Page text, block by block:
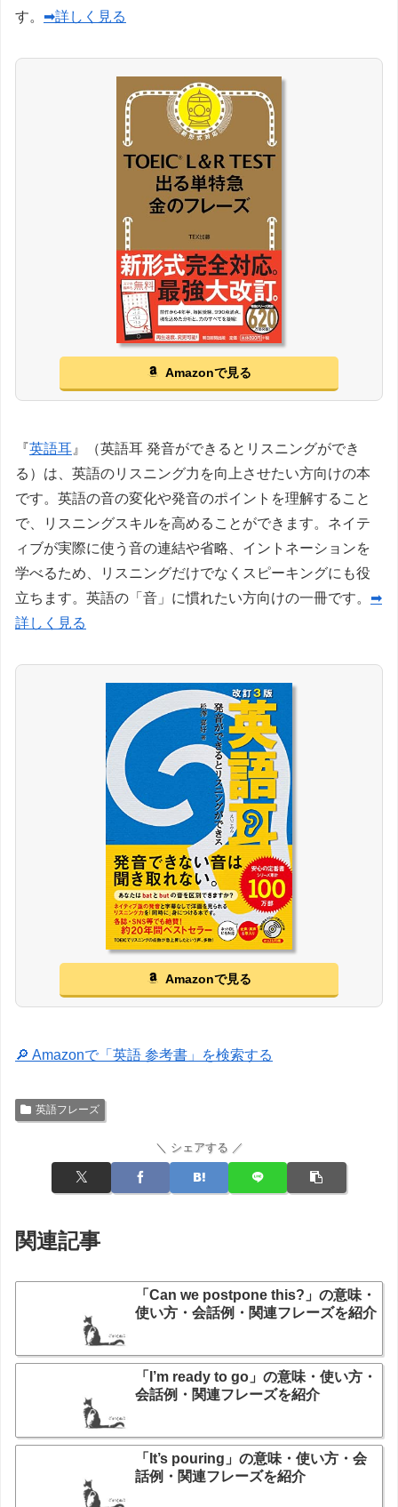
す。 ➡詳しく見る
Amazonで見る
『英語耳 』（英語耳 発音ができるとリスニングができ
る）は、英語のリスニング力を向上させたい方向けの本
です。英語の音の変化や発音のポイントを理解すること
で、リスニングスキルを高めることができます。ネイテ
ィブが実際に使う音の連結や省略、イントネーションを
学べるため、リスニングだけでなくスピーキングにも役
立ちます。英語の「音」に慣れたい方向けの一冊です。 ➡
詳しく見る
Amazonで見る
🔎 Amazonで「英語 参考書」を検索する
英語フレーズ
＼ シェアする ／
関連記事
「Can we postpone this?」の意味・
使い方・会話例・関連フレーズを紹介
「I’m ready to go」の意味・使い方・
会話例・関連フレーズを紹介
「It’s pouring」の意味・使い方・会
話例・関連フレーズを紹介